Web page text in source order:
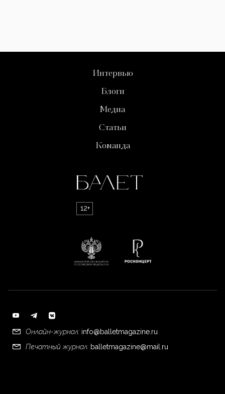
Интервью
Блоги
Медиа
Статьи
Команда
12+
Онлайн-журнал: info@balletmagazine.ru
Печатный журнал: balletmagazine@mail.ru